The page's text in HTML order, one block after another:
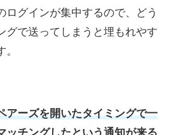
ログインが集中するので、どう
グで送ってしまうと埋もれやす
アーズを開いたタイミングで一